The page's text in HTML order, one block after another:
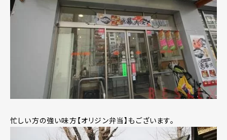
忙しい方の強い味方【オリジン弁当】もございます。